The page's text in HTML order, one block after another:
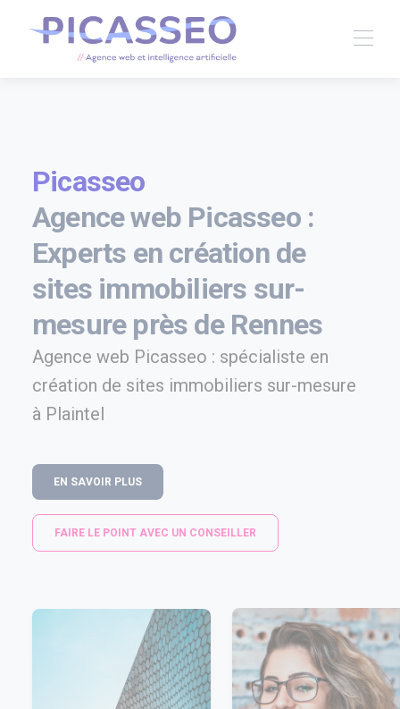
Picasseo
Agence web Picasseo :
Experts en création de
sites immobiliers sur-
mesure près de Rennes
Agence web Picasseo : spécialiste en
création de sites immobiliers sur-mesure
à Plaintel
EN SAVOIR PLUS
FAIRE LE POINT AVEC UN CONSEILLER